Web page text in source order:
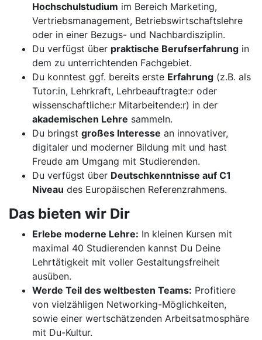
Hochschulstudium im Bereich Marketing,
Vertriebsmanagement, Betriebswirtschaftslehre
oder in einer Bezugs- und Nachbardisziplin.
Du verfügst über praktische Berufserfahrung in
dem zu unterrichtenden Fachgebiet.
Du konntest ggf. bereits erste Erfahrung (z.B. als
Tutor:in, Lehrkraft, Lehrbeauftragte:r oder
wissenschaftliche:r Mitarbeitende:r) in der
akademischen Lehre sammeln.
Du bringst großes Interesse an innovativer,
digitaler und moderner Bildung mit und hast
Freude am Umgang mit Studierenden.
Du verfügst über Deutschkenntnisse auf C1
Niveau des Europäischen Referenzrahmens.
Das bieten wir Dir
Erlebe moderne Lehre: In kleinen Kursen mit
maximal 40 Studierenden kannst Du Deine
Lehrtätigkeit mit voller Gestaltungsfreiheit
ausüben.
Werde Teil des weltbesten Teams: Profitiere
von vielzähligen Networking-Möglichkeiten,
sowie einer wertschätzenden Arbeitsatmosphäre
mit Du-Kultur.